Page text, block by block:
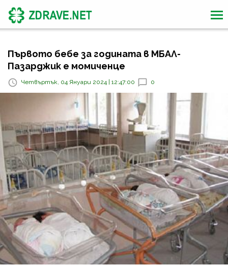
Първото бебе за годината в МБАЛ-
Пазарджик е момиченце
Четвъртък, 04 Януари 2024 | 12:47:00 0